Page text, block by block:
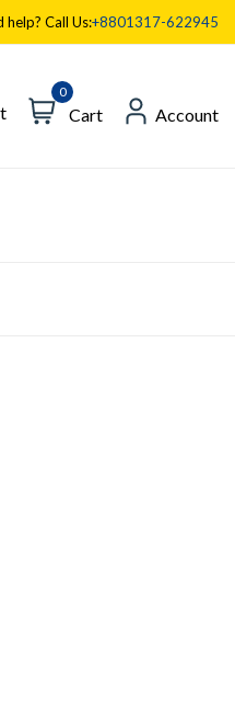
help? Call Us:+8801317-622945
0
Cart Account